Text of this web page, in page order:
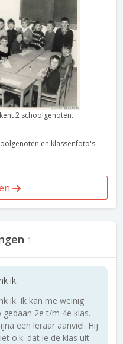
2 schoolgenoten.
en klassenfoto's
1
ik.
ik. Ik kan me weinig
2e t/m 4e klas.
een leraar aanviel. Hij
o.k. dat ie de klas uit